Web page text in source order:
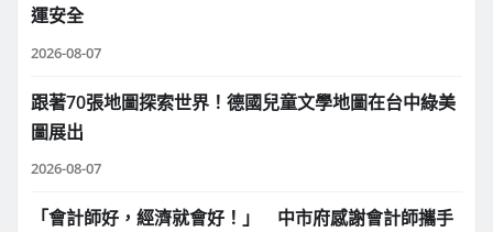
運安全
2026-08-07
跟著70張地圖探索世界！德國兒童文學地圖在台中綠美
圖展出
2026-08-07
「會計師好，經濟就會好！」 中市府感謝會計師攜手